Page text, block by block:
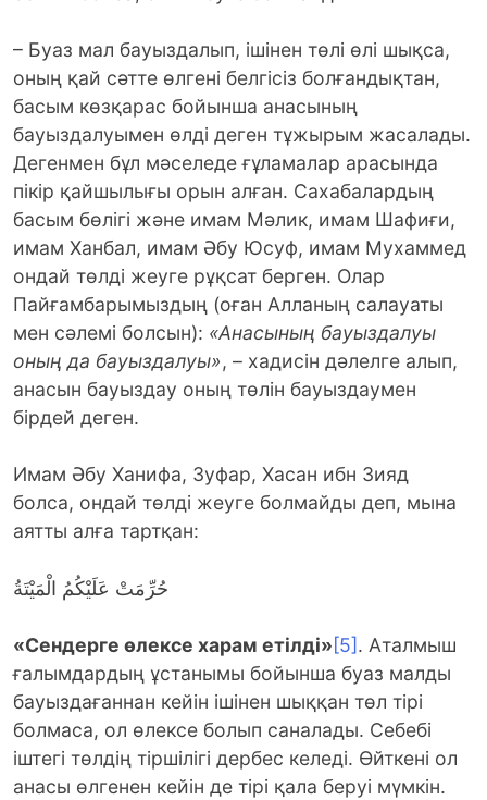
– Буаз мал бауыздалып, ішінен төлі өлі шықса,
оның қай сәтте өлгені белгісіз болғандықтан,
басым көзқарас бойынша анасының
бауыздалуымен өлді деген тұжырым жасалады.
Дегенмен бұл мәселеде ғұламалар арасында
пікір қайшылығы орын алған. Сахабалардың
басым бөлігі және имам Мәлик, имам Шафиғи,
имам Ханбал, имам Әбу Юсуф, имам Мухаммед
ондай төлді жеуге рұқсат берген. Олар
Пайғамбарымыздың (оған Алланың салауаты
мен сәлемі болсын): «Анасының бауыздалуы
оның да бауыздалуы», – хадисін дәлелге алып,
анасын бауыздау оның төлін бауыздаумен
бірдей деген.
Имам Әбу Ханифа, Зуфар, Хасан ибн Зияд
болса, ондай төлді жеуге болмайды деп, мына
аятты алға тартқан:
حُرِّمَتْ عَلَيْكُمُ الْمَيْتَةُ
«Сендерге өлексе харам етілді»[5]. Аталмыш
ғалымдардың ұстанымы бойынша буаз малды
бауыздағаннан кейін ішінен шыққан төл тірі
болмаса, ол өлексе болып саналады. Себебі
іштегі төлдің тіршілігі дербес келеді. Өйткені ол
анасы өлгенен кейін де тірі қала беруі мүмкін.